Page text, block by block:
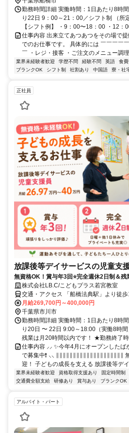
勤務時間詳細 実働時間：1日あたり8時
り22日 9：00～21：00／シフト制 （所
【シフト例】 ・9：00〜18：00 ・12：
仕事内容 出来立てあつあつをその場で
でのお仕事です。 具体的には ￣￣￣￣
￣ ・レジ・接客 ・ご注文のメニュー調
業界未経験者歓迎 学歴不問 経験不問 英語 食
ブランクOK
シフト制 社割あり 中国語 寮・社
正社員
放課後等デイサービスの児童支
無資格OK！賞与年3回⭐完全週休2日制＆
株式会社LB.C/こどもプラス若宮教室
交通・アクセス 「船橋法典駅」より徒
月給269,700円～400,000円
千葉県市川市
勤務時間詳細 実働時間：1日あたり8時
り20日 〜 22日 9:00～18:00（実働8時
残業は月20時間以内です！ ★勤務終了時
仕事内容 ⸝⸝ ✨今年4月にオープンしたば
で募集中❗ ⸜⸜ ∥∥∥∥∥∥∥∥∥∥∥∥∥∥∥∥∥∥∥∥
迎！ 子どもの成長を支える 放課後等デイ
業界未経験者歓迎 資格取得支援あり 固定時間制
交通費全額支給
研修あり 賞与あり ブランクOK
アルバイト・パート